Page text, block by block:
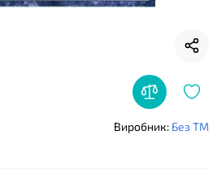
Виробник: Без ТМ